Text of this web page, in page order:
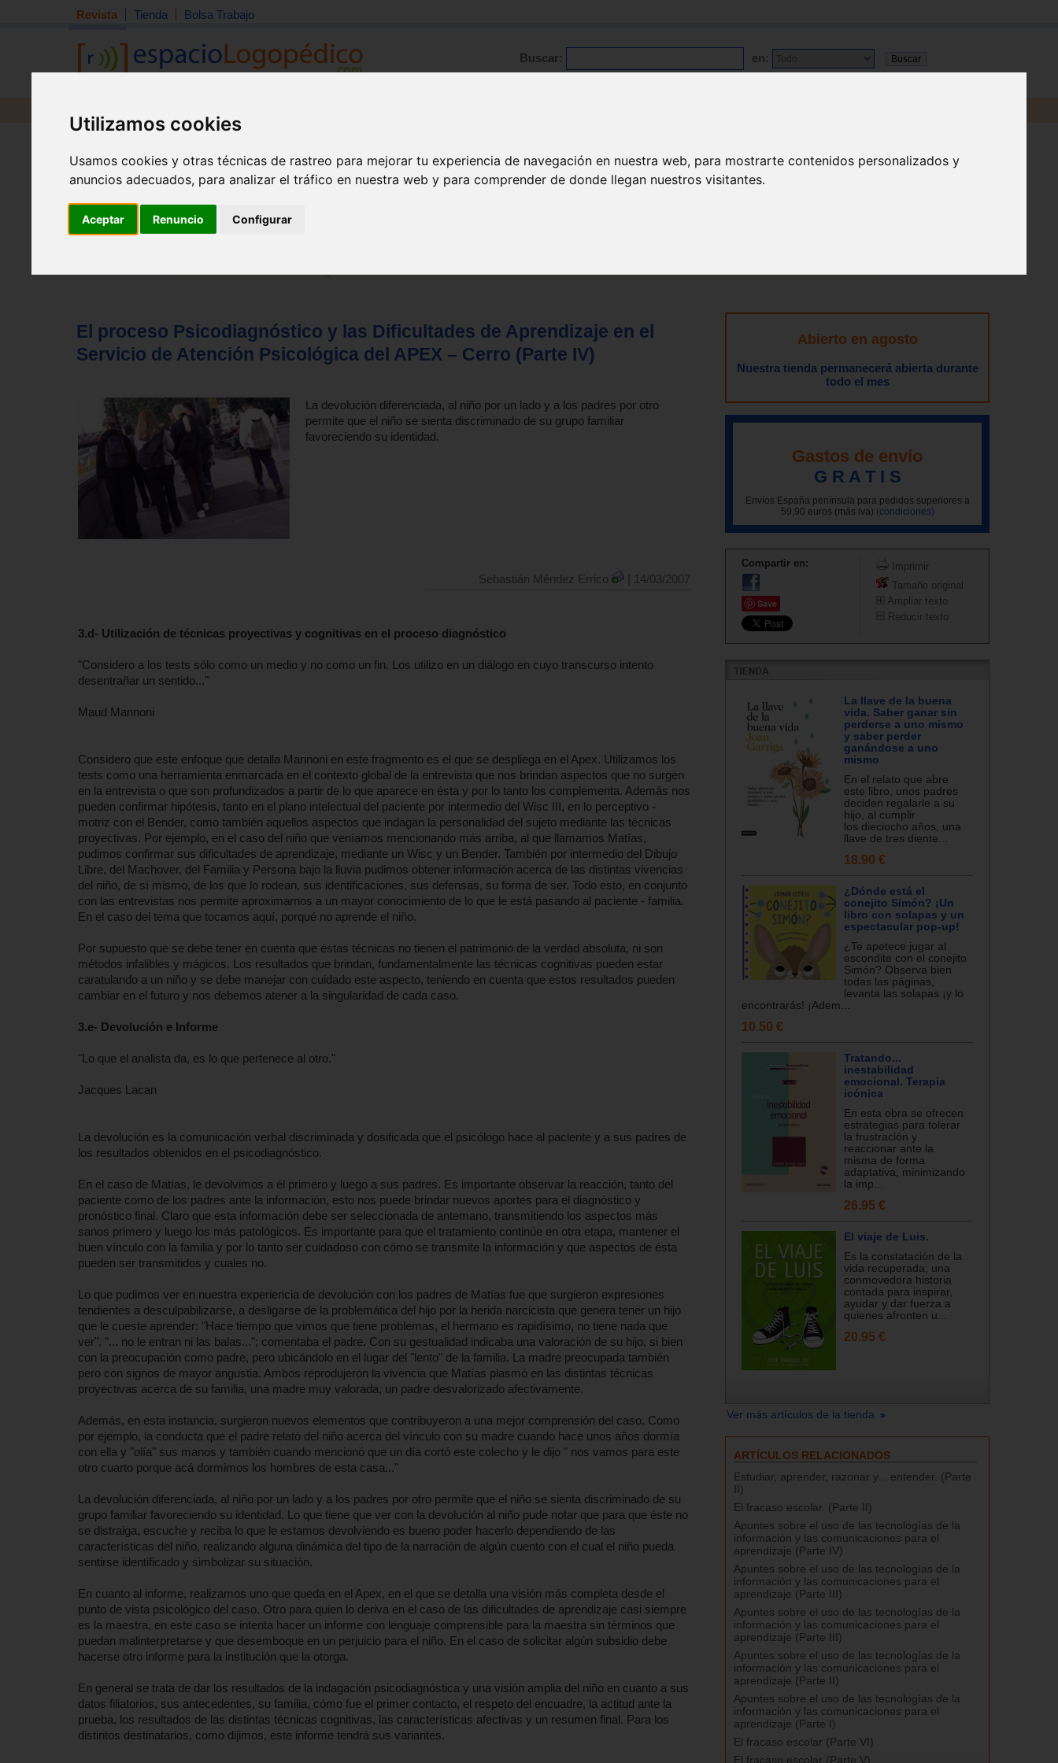
Utilizamos cookies
Usamos cookies y otras técnicas de rastreo para mejorar tu experiencia de navegación en nuestra web, para mostrarte contenidos personalizados y
anuncios adecuados, para analizar el tráfico en nuestra web y para comprender de donde llegan nuestros visitantes.
Aceptar Renuncio Configurar
Revista Tienda Bolsa Trabajo
Buscar: en:
Tema quincena |Detección|Orientación
Inicio> Revista
El proceso Psicodiagnóstico y las Dificultades de Aprendizaje en el
Servicio de Atención Psicológica del APEX – Cerro (Parte IV)
La devolución diferenciada, al niño por un lado y a los padres por otro
permite que el niño se sienta discriminado de su grupo familiar
favoreciendo su identidad.
Sebastián Méndez Errico | 14/03/2007
3.d- Utilización de técnicas proyectivas y cognitivas en el proceso diagnóstico
"Considero a los tests sólo como un medio y no como un fin. Los utilizo en un diálogo en cuyo transcurso intento
desentrañar un sentido..."
Maud Mannoni
Considero que este enfoque que detalla Mannoni en este fragmento es el que se despliega en el Apex. Utilizamos los
tests como una herramienta enmarcada en el contexto global de la entrevista que nos brindan aspectos que no surgen
en la entrevista o que son profundizados a partir de lo que aparece en ésta y por lo tanto los complementa. Además nos
pueden confirmar hipótesis, tanto en el plano intelectual del paciente por intermedio del Wisc III, en lo perceptivo -
motriz con el Bender, como también aquellos aspectos que indagan la personalidad del sujeto mediante las técnicas
proyectivas. Por ejemplo, en el caso del niño que veníamos mencionando más arriba, al que llamamos Matías,
pudimos confirmar sus dificultades de aprendizaje, mediante un Wisc y un Bender. También por intermedio del Dibujo
Libre, del Machover, del Familia y Persona bajo la lluvia pudimos obtener información acerca de las distintas vivencias
del niño, de sí mismo, de los que lo rodean, sus identificaciones, sus defensas, su forma de ser. Todo esto, en conjunto
con las entrevistas nos permite aproximarnos a un mayor conocimiento de lo que le está pasando al paciente - familia.
En el caso del tema que tocamos aquí, porqué no aprende el niño.
Por supuesto que se debe tener en cuenta que éstas técnicas no tienen el patrimonio de la verdad absoluta, ni son
métodos infalibles y mágicos. Los resultados que brindan, fundamentalmente las técnicas cognitivas pueden estar
caratulando a un niño y se debe manejar con cuidado este aspecto, teniendo en cuenta que estos resultados pueden
cambiar en el futuro y nos debemos atener a la singularidad de cada caso.
3.e- Devolución e Informe
"Lo que el analista da, es lo que pertenece al otro."
Jacques Lacan
La devolución es la comunicación verbal discriminada y dosificada que el psicólogo hace al paciente y a sus padres de
los resultados obtenidos en el psicodiagnóstico.
En el caso de Matías, le devolvimos a él primero y luego a sus padres. Es importante observar la reacción, tanto del
paciente como de los padres ante la información, esto nos puede brindar nuevos aportes para el diagnóstico y
pronóstico final. Claro que esta información debe ser seleccionada de antemano, transmitiendo los aspectos más
sanos primero y luego los más patológicos. Es importante para que el tratamiento continúe en otra etapa, mantener el
buen vínculo con la familia y por lo tanto ser cuidadoso con cómo se transmite la información y que aspectos de ésta
pueden ser transmitidos y cuales no.
Lo que pudimos ver en nuestra experiencia de devolución con los padres de Matías fue que surgieron expresiones
tendientes a desculpabilizarse, a desligarse de la problemática del hijo por la herida narcicista que genera tener un hijo
que le cueste aprender: "Hace tiempo que vimos que tiene problemas, el hermano es rapidísimo, no tiene nada que
ver", "... no le entran ni las balas..."; comentaba el padre. Con su gestualidad indicaba una valoración de su hijo, si bien
con la preocupación como padre, pero ubicándolo en el lugar del "lento" de la familia. La madre preocupada también
pero con signos de mayor angustia. Ambos reprodujeron la vivencia que Matías plasmó en las distintas técnicas
proyectivas acerca de su familia, una madre muy valorada, un padre desvalorizado afectivamente.
Además, en esta instancia, surgieron nuevos elementos que contribuyeron a una mejor comprensión del caso. Como
por ejemplo, la conducta que el padre relató del niño acerca del vínculo con su madre cuando hace unos años dormía
con ella y "olía" sus manos y también cuando mencionó que un día cortó este colecho y le dijo " nos vamos para este
otro cuarto porque acá dormimos los hombres de esta casa..."
La devolución diferenciada, al niño por un lado y a los padres por otro permite que el niño se sienta discriminado de su
grupo familiar favoreciendo su identidad. Lo que tiene que ver con la devolución al niño pude notar que para que éste no
se distraiga, escuche y reciba lo que le estamos devolviendo es bueno poder hacerlo dependiendo de las
características del niño, realizando alguna dinámica del tipo de la narración de algún cuento con el cual el niño pueda
sentirse identificado y simbolizar su situación.
En cuanto al informe, realizamos uno que queda en el Apex, en el que se detalla una visión más completa desde el
punto de vista psicológico del caso. Otro para quien lo deriva en el caso de las dificultades de aprendizaje casi siempre
es la maestra, en este caso se intenta hacer un informe con lenguaje comprensible para la maestra sin términos que
puedan malinterpretarse y que desemboque en un perjuicio para el niño. En el caso de solicitar algún subsidio debe
hacerse otro informe para la institución que la otorga.
En general se trata de dar los resultados de la indagación psicodiagnóstica y una visión amplia del niño en cuanto a sus
datos filiatorios, sus antecedentes, su familia, cómo fue el primer contacto, el respeto del encuadre, la actitud ante la
prueba, los resultados de las distintas técnicas cognitivas, las características afectivas y un resumen final. Para los
distintos destinatarios, como dijimos, este informe tendrá sus variantes.
Abierto en agosto
Nuestra tienda permanecerá abierta durante
todo el mes
Gastos de envío
G R A T I S
Envíos España península para pedidos superiores a
59,90 euros (más iva) (condiciones)
Compartir en:
Save
Imprimir
Tamaño original
Ampliar texto
Reducir texto
La llave de la buena
vida. Saber ganar sin
perderse a uno mismo
y saber perder
ganándose a uno
mismo
En el relato que abre
este libro, unos padres
deciden regalarle a su
hijo, al cumplir
los dieciocho años, una
llave de tres diente...
18.90 €
¿Dónde está el
conejito Simón? ¡Un
libro con solapas y un
espectacular pop-up!
¿Te apetece jugar al
escondite con el conejito
Simón? Observa bien
todas las páginas,
levanta las solapas ¡y lo
encontrarás! ¡Adem...
10.50 €
Tratando...
inestabilidad
emocional. Terapia
icónica
En esta obra se ofrecen
estrategias para tolerar
la frustración y
reaccionar ante la
misma de forma
adaptativa, minimizando
la imp...
26.95 €
El viaje de Luis.
Es la constatación de la
vida recuperada; una
conmovedora historia
contada para inspirar,
ayudar y dar fuerza a
quienes afronten u...
20.95 €
Ver más artículos de la tienda
ARTÍCULOS RELACIONADOS
Estudiar, aprender, razonar y... entender. (Parte
II)
El fracaso escolar. (Parte II)
Apuntes sobre el uso de las tecnologías de la
información y las comunicaciones para el
aprendizaje (Parte IV)
Apuntes sobre el uso de las tecnologías de la
información y las comunicaciones para el
aprendizaje (Parte III)
Apuntes sobre el uso de las tecnologías de la
información y las comunicaciones para el
aprendizaje (Parte III)
Apuntes sobre el uso de las tecnologías de la
información y las comunicaciones para el
aprendizaje (Parte II)
Apuntes sobre el uso de las tecnologías de la
información y las comunicaciones para el
aprendizaje (Parte I)
El fracaso escolar (Parte VI)
El fracaso escolar (Parte V)